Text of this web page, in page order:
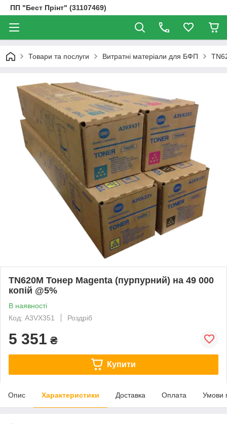
ПП "Бест Прінт" (31107469)
Товари та послуги Витратні матеріали для БФП
TN620M Тонер Magenta (пурпурний) на 49 000
копій @5%
В наявності
Код: A3VX351
Роздріб
5 351 ₴
Купити
Опис Характеристики Доставка Оплата Умови